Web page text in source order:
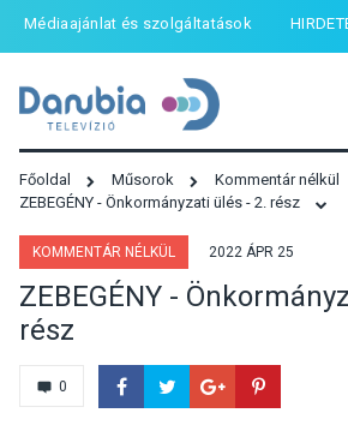
Médiaajánlat és szolgáltatások
Főoldal Műsorok
Kommentár nélkül
ZEBEGÉNY - Önkormányzati ülés - 2. rész
KOMMENTÁR NÉLKÜL 2022 ÁPR 25
ZEBEGÉNY -
rész
0